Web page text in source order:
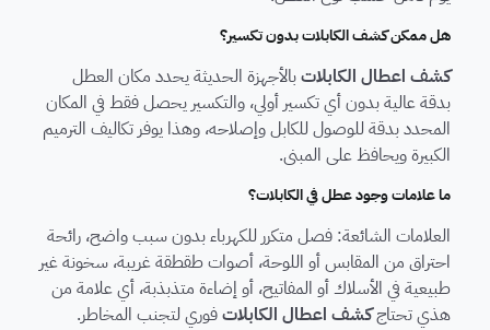
هل ممكن كشف الكابلات بدون تكسير؟
كشف اعطال الكابلاتبالأجهزة الحديثة يحدد مكان العطل
بدقة عالية بدون أي تكسير أولي، والتكسير يحصل فقط في المكان
المحدد بدقة للوصول للكابل وإصلاحه، وهذا يوفر تكاليف الترميم
الكبيرة ويحافظ على المبنى.
ما علامات وجود عطل في الكابلات؟
العلامات الشائعة: فصل متكرر للكهرباء بدون سبب واضح، رائحة
احتراق من المقابس أو اللوحة، أصوات طقطقة غريبة، سخونة غير
طبيعية في الأسلاك أو المفاتيح، أو إضاءة متذبذبة، أي علامة من
هذي تحتاجكشف اعطال الكابلاتفوري لتجنب المخاطر.